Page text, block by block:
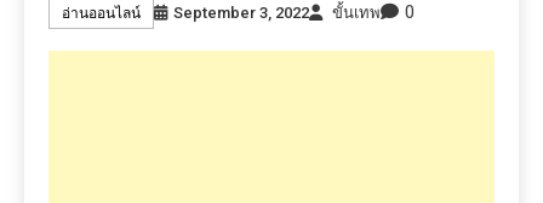
อ่านออนไลน์ September 3, 2022 ขั้นเทพ 0